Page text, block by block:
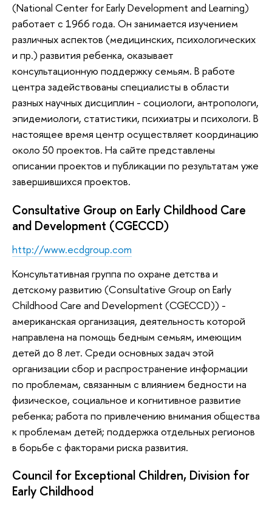
(National Center for Early Development and Learning)
работает с 1966 года. Он занимается изучением
различных аспектов (медицинских, психологических
и пр.) развития ребенка, оказывает
консультационную поддержку семьям. В работе
центра задействованы специалисты в области
разных научных дисциплин - социологи, антропологи,
эпидемиологи, статистики, психиатры и психологи. В
настоящее время центр осуществляет координацию
около 50 проектов. На сайте представлены
описании проектов и публикации по результатам уже
завершившихся проектов.
Consultative Group on Early Childhood Care
and Development (CGECCD)
http://www.ecdgroup.com
Консультативная группа по охране детства и
детскому развитию (Consultative Group on Early
Childhood Care and Development (CGECCD)) -
американская организация, деятельность которой
направлена на помощь бедным семьям, имеющим
детей до 8 лет. Среди основных задач этой
организации сбор и распространение информации
по проблемам, связанным с влиянием бедности на
физическое, социальное и когнитивное развитие
ребенка; работа по привлечению внимания общества
к проблемам детей; поддержка отдельных регионов
в борьбе с факторами риска развития.
Council for Exceptional Children, Division for
Early Childhood